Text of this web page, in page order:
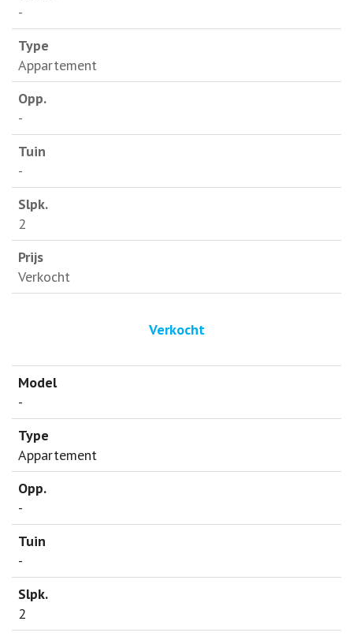
-
Appartement
-
-
2
Verkocht
Verkocht
-
Appartement
-
-
2